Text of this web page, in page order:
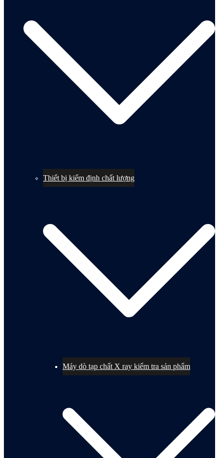
Thiết bị kiểm định chất lượng
Máy dò tạp chất X ray kiểm tra sản phẩm